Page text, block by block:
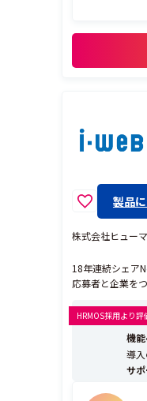
ているサー
がら応援し
製品
株式会社ヒュー
18年連続シェア
応募者と企業を
ひとつで採用が完結します。
リア採用に必要
を精緻に管理し
HRMOS採用より
機
導
サ